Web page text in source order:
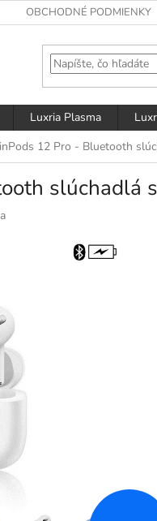
OBCHODNÉ PODMIENKY
Luxria Plasma
12 Pro - Bluetooth
slúchadlá